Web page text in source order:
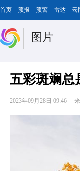
首页 预报 预警 雷达 云
图片
五彩斑斓总
2023年09月28日 09:46